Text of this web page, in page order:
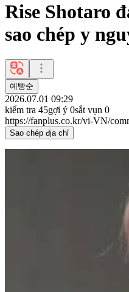
Rise Shotaro
sao chép y
예빵순
2026.07.01 09:29
kiểm tra 45gợi ý 0sắt vụn 0
https://fanplus.co.kr/vi-VN/
Sao chép địa chỉ